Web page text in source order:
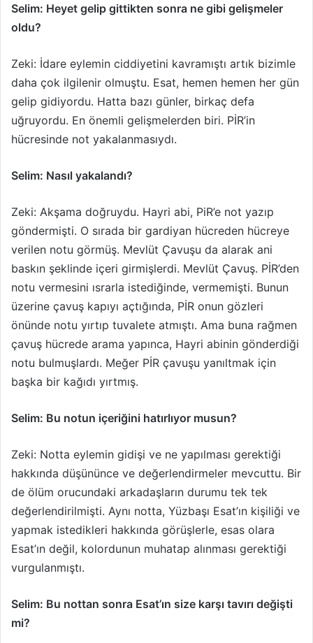
Selim: Heyet gelip gittikten sonra ne gibi gelişmeler
oldu?
Zeki: İdare eylemin ciddiyetini kavramıştı artık bizimle
daha çok ilgilenir olmuştu. Esat, hemen hemen her gün
gelip gidiyordu. Hatta bazı günler, birkaç defa
uğruyordu. En önemli gelişmelerden biri. PİR’in
hücresinde not yakalanmasıydı.
Selim: Nasıl yakalandı?
Zeki: Akşama doğruydu. Hayri abi, PiR’e not yazıp
göndermişti. O sırada bir gardiyan hücreden hücreye
verilen notu görmüş. Mevlüt Çavuşu da alarak ani
baskın şeklinde içeri girmişlerdi. Mevlüt Çavuş. PİR’den
notu vermesini ısrarla istediğinde, vermemişti. Bunun
üzerine çavuş kapıyı açtığında, PİR onun gözleri
önünde notu yırtıp tuvalete atmıştı. Ama buna rağmen
çavuş hücrede arama yapınca, Hayri abinin gönderdiği
notu bulmuşlardı. Meğer PİR çavuşu yanıltmak için
başka bir kağıdı yırtmış.
Selim: Bu notun içeriğini hatırlıyor musun?
Zeki: Notta eylemin gidişi ve ne yapılması gerektiği
hakkında düşününce ve değerlendirmeler mevcuttu. Bir
de ölüm orucundaki arkadaşların durumu tek tek
değerlendirilmişti. Aynı notta, Yüzbaşı Esat’ın kişiliği ve
yapmak istedikleri hakkında görüşlerle, esas olara
Esat’ın değil, kolordunun muhatap alınması gerektiği
vurgulanmıştı.
Selim: Bu nottan sonra Esat’ın size karşı tavırı değişti
mi?